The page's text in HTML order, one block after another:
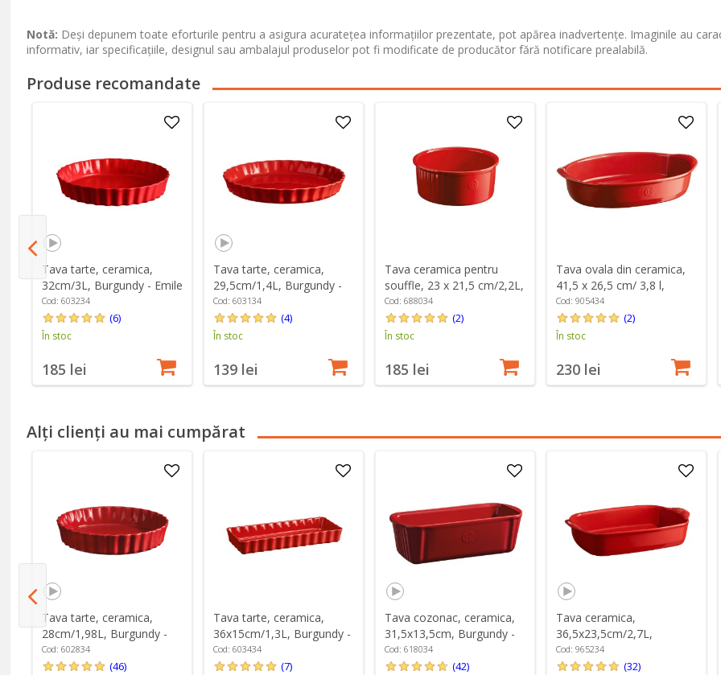
Notă: Deși depunem toate eforturile pentru a asigura acuratețea informațiilor prezentate, pot apărea inadvertențe. Imaginile au
informativ, iar specificațiile, designul sau ambalajul produselor pot fi modificate de producător fără notificare prealabilă.
Produse recomandate
Tava tarte, ceramica,
32cm/3L, Burgundy - Emile
Henry
Cod: 603234
(6)
În stoc
185 lei
Tava tarte, ceramica,
29,5cm/1,4L, Burgundy -
Emile Henry
Cod: 603134
(4)
În stoc
139 lei
Tava ceramica pentru
souffle, 23 x 21,5 cm/2,2L,
Burgundy - Emile Henry
Cod: 688034
(2)
În stoc
185 lei
Tava ovala din ceramica,
41,5 x 26,5 cm/ 3,8 l,
Burgundy - Emile Henry
Cod: 905434
(2)
În stoc
230 lei
Alți clienți au mai cumpărat
Tava tarte, ceramica,
28cm/1,98L, Burgundy -
Emile Henry
Cod: 602834
(46)
Tava tarte, ceramica,
36x15cm/1,3L, Burgundy -
Emile Henry
Cod: 603434
(7)
Tava cozonac, ceramica,
31,5x13,5cm, Burgundy -
Emile Henry
Cod: 618034
(42)
Tava ceramica,
36,5x23,5cm/2,7L,
Burgundy - Emile Henry
Cod: 965234
(32)